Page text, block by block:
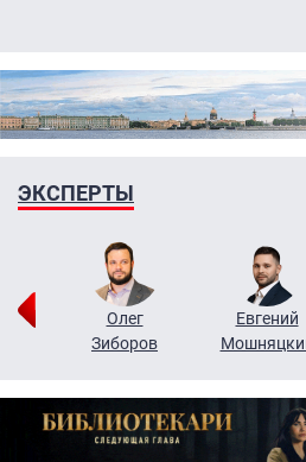
ЭКСПЕРТЫ
Олег
Зиборов
Евгений